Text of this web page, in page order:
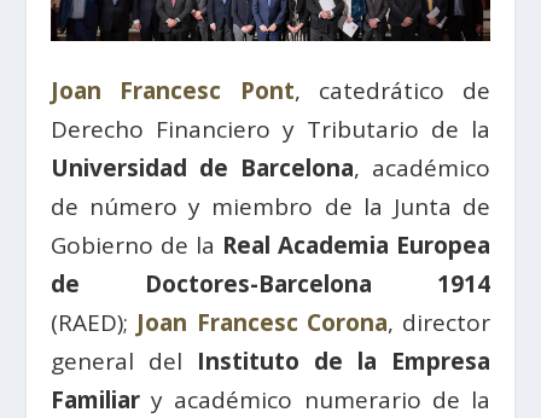
Joan Francesc Pont, catedrático de
Derecho Financiero y Tributario de la
Universidad de Barcelona, académico
de número y miembro de la Junta de
Gobierno de la Real Academia Europea
de Doctores-Barcelona 1914
(RAED); Joan Francesc Corona, director
general del Instituto de la Empresa
Familiar y académico numerario de la